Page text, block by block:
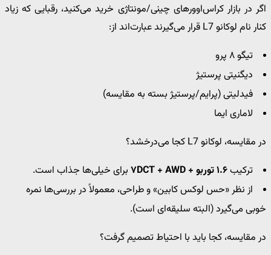
اگر در بازار کراس‌اوورهای چینی/مونتاژی خرید می‌کنید، رقبایی که زیاد
کنار نام لوکانو L7 قرار می‌گیرند عبارت‌اند از:
تیگو ۸ پرو
دیگنیتی پرستیژ
فیدلیتی (پرایم/پرستیژ بسته به مقایسه)
لاماری ایما
در مقایسه، لوکانو L7 کجا می‌درخشد؟
ترکیب۱.۶ توربو + ۷DCT + AWD
برای خیلی‌ها جذاب است.
از نظر «حس لوکس کابین» و طراحی، معمولاً در بررسی‌ها نمره
خوبی می‌گیرد (البته سلیقه‌ای است).
در مقایسه، کجا باید با احتیاط تصمیم گرفت؟